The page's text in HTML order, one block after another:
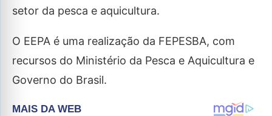
setor da pesca e aquicultura.
O EEPA é uma realização da FEPESBA, com
recursos do Ministério da Pesca e Aquicultura e
Governo do Brasil.